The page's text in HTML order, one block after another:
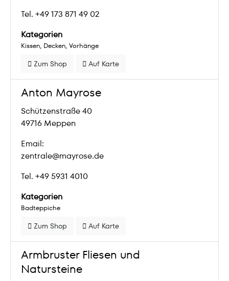
Tel. +49 173 871 49 02
Kategorien
Kissen Decken Vorhänge
Zum Shop Auf Karte
Anton Mayrose
Schützenstraße 40
49716 Meppen
Email:
zentrale@mayrose.de
Tel. +49 5931 4010
Kategorien
Badteppiche
Zum Shop Auf Karte
Armbruster Fliesen und
Natursteine